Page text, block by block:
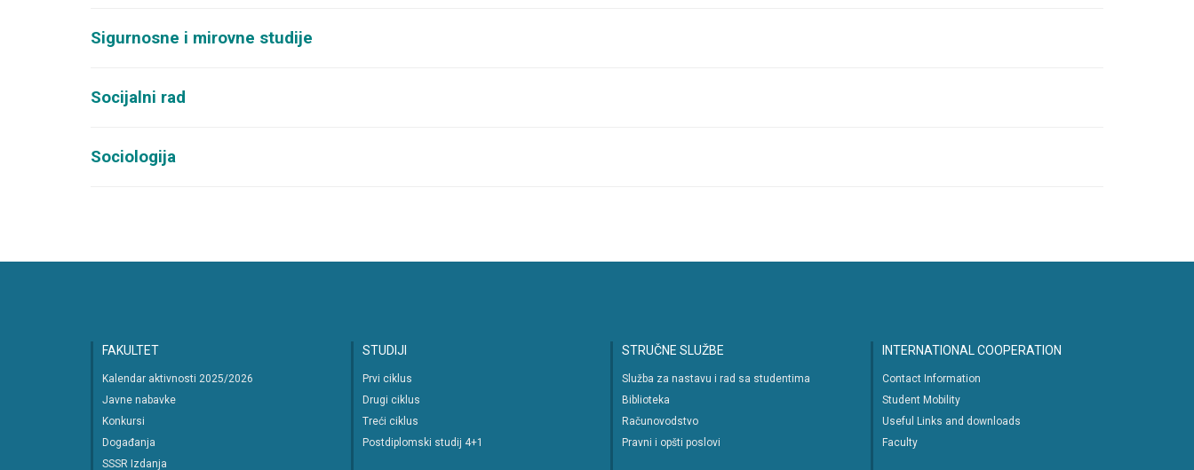
Sigurnosne i mirovne studije
Socijalni rad
Sociologija
FAKULTET
Kalendar aktivnosti 2025/2026
Javne nabavke
Konkursi
Događanja
SSSR Izdanja
STUDIJI
Prvi ciklus
Drugi ciklus
Treći ciklus
Postdiplomski studij 4+1
STRUČNE SLUŽBE
Služba za nastavu i rad sa studentima
Biblioteka
Računovodstvo
Pravni i opšti poslovi
INTERNATIONAL COOPERATION
Contact Information
Student Mobility
Useful Links and downloads
Faculty